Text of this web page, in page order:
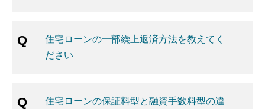
住宅ローンの一部繰上返済方法を教えてく
ださい
住宅ローンの保証料型と融資手数料型の違